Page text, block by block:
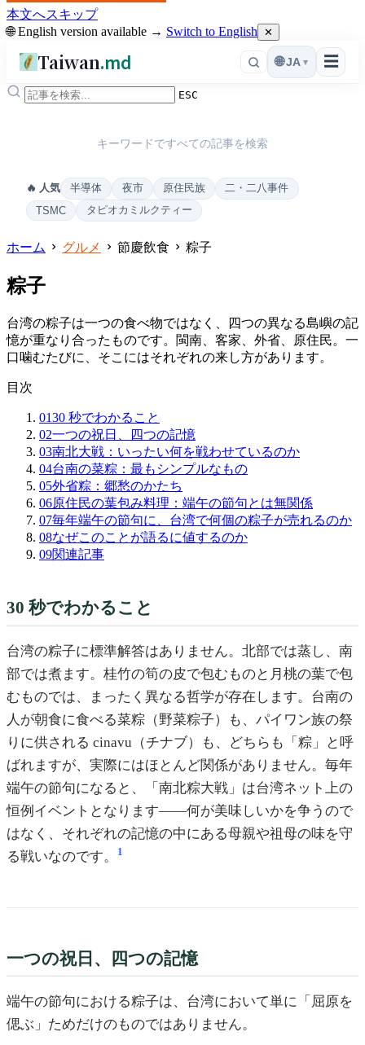
本文へスキップ
🌐 English version available → Switch to English ✕
Taiwan.md ☰
🌐 JA ▾
ESC
キーワードですべての記事を検索
🔥 人気 半導体 夜市 原住民族
二・二八事件
TSMC
タピオカミルクティー
ホーム グルメ 節慶飲食 粽子
粽子
台湾の粽子は一つの食べ物ではなく、四つの異なる島嶼の記
憶が重なり合ったものです。閩南、客家、外省、原住民。一
口噛むたびに、そこにはそれぞれの来し方があります。
目次
0130 秒でわかること
02一つの祝日、四つの記憶
03南北大戦：いったい何を戦わせているのか
04台南の菜粽：最もシンプルなもの
05外省粽：郷愁のかたち
06原住民の葉包み料理：端午の節句とは無関係
07毎年端午の節句に、台湾で何個の粽子が売れるのか
08なぜこのことが語るに値するのか
09関連記事
30 秒でわかること
台湾の粽子に標準解答はありません。北部では蒸し、南
部では煮ます。桂竹の筍の皮で包むものと月桃の葉で包
むものでは、まったく異なる哲学が存在します。台南の
人が朝食に食べる菜粽（野菜粽子）も、パイワン族の祭
りに供される cinavu（チナブ）も、どちらも「粽」と呼
ばれますが、実際にはほとんど関係がありません。毎年
端午の節句になると、「南北粽大戦」は台湾ネット上の
恒例イベントとなります——何が美味しいかを争うので
はなく、それぞれの記憶の中にある母親や祖母の味を守
る戦いなのです。
1
一つの祝日、四つの記憶
端午の節句における粽子は、台湾において単に「屈原を
偲ぶ」ためだけのものではありません。